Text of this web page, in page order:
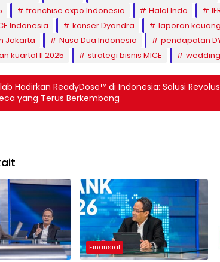
franchise expo Indonesia Halal Indo
Indonesia
konser Dyandra
laporan
Jakarta
Nusa Dua Indonesia
pendapatan
kuartal II 2025
strategi bisnis MICE
Hadirkan ReadyDose™ di Indonesia: Solusi
yang Terus Berkembang
Finansial